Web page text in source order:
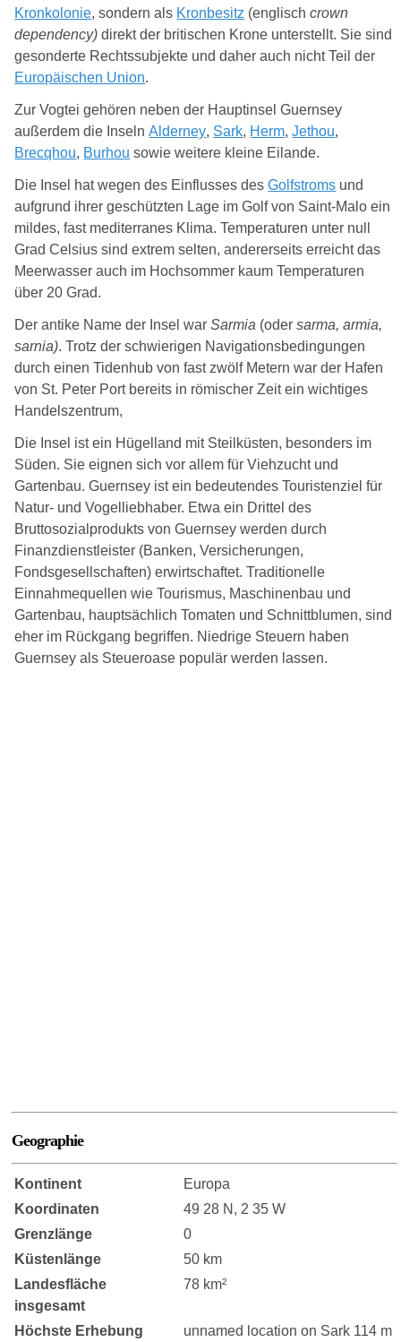
Kronkolonie, sondern als Kronbesitz (englischcrown
dependency) direkt der britischen Krone unterstellt. Sie sind
gesonderte Rechtssubjekte und daher auch nicht Teil der
Europäischen Union.
Zur Vogtei gehören neben der Hauptinsel Guernsey
außerdem die InselnAlderney, Sark, Herm,Jethou,
Brecqhou, Burhou sowie weitere kleine Eilande.
Die Insel hat wegen des Einflusses desGolfstroms und
aufgrund ihrer geschützten Lage im Golf von Saint-Malo ein
mildes, fast mediterranes Klima. Temperaturen unter null
Grad Celsius sind extrem selten, andererseits erreicht das
Meerwasser auch im Hochsommer kaum Temperaturen
über 20 Grad.
Der antike Name der Insel warSarmia (odersarma, armia,
sarnia). Trotz der schwierigen Navigationsbedingungen
durch einen Tidenhub von fast zwölf Metern war der Hafen
von St. Peter Port bereits in römischer Zeit ein wichtiges
Handelszentrum,
Die Insel ist ein Hügelland mit Steilküsten, besonders im
Süden. Sie eignen sich vor allem für Viehzucht und
Gartenbau. Guernsey ist ein bedeutendes Touristenziel für
Natur- und Vogelliebhaber. Etwa ein Drittel des
Bruttosozialprodukts von Guernsey werden durch
Finanzdienstleister (Banken, Versicherungen,
Fondsgesellschaften) erwirtschaftet. Traditionelle
Einnahmequellen wie Tourismus, Maschinenbau und
Gartenbau, hauptsächlich Tomaten und Schnittblumen, sind
eher im Rückgang begriffen. Niedrige Steuern haben
Guernsey als Steueroase populär werden lassen.
Geographie
Kontinent
Europa
Koordinaten
49 28 N, 2 35 W
Grenzlänge
0
Küstenlänge
50 km
Landesfläche
insgesamt
78 km²
Höchste Erhebung unnamed location on Sark 114 m